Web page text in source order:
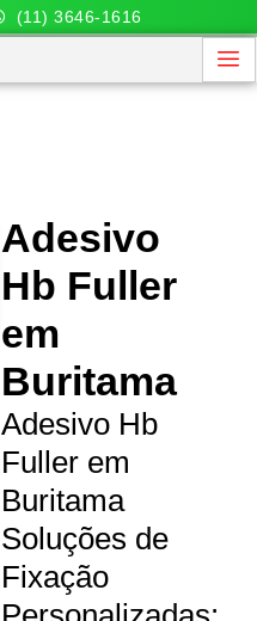
(11) 3646-1616
Adesivo
Hb Fuller
em
Buritama
Adesivo Hb
Fuller em
Buritama
Soluções de
Fixação